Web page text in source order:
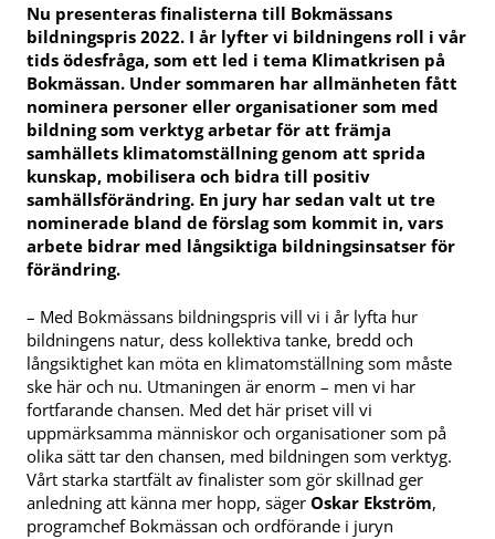
Nu presenteras finalisterna till Bokmässans
bildningspris 2022. I år lyfter vi bildningens roll i vår
tids ödesfråga, som ett led i tema Klimatkrisen på
Bokmässan. Under sommaren har allmänheten fått
nominera personer eller organisationer som med
bildning som verktyg arbetar för att främja
samhällets klimatomställning genom att sprida
kunskap, mobilisera och bidra till positiv
samhällsförändring. En jury har sedan valt ut tre
nominerade bland de förslag som kommit in, vars
arbete bidrar med långsiktiga bildningsinsatser för
förändring.
– Med Bokmässans bildningspris vill vi i år lyfta hur
bildningens natur, dess kollektiva tanke, bredd och
långsiktighet kan möta en klimatomställning som måste
ske här och nu. Utmaningen är enorm – men vi har
fortfarande chansen. Med det här priset vill vi
uppmärksamma människor och organisationer som på
olika sätt tar den chansen, med bildningen som verktyg.
Vårt starka startfält av finalister som gör skillnad ger
anledning att känna mer hopp, säger Oskar Ekström,
programchef Bokmässan och ordförande i juryn